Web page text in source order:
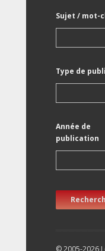
Sujet / mot-
Type de
Année de
publication
© 2005-2026